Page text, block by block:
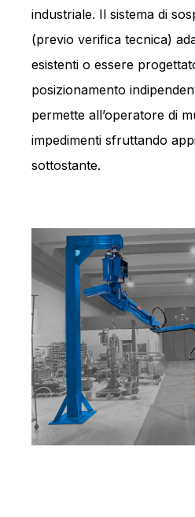
industriale. Il sistema di
(previo verifica tecnica)
esistenti o essere
posizionamento
permette all’operatore di
impedimenti sfruttando
sottostante.